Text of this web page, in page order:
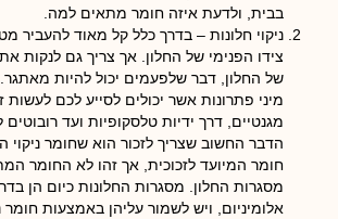
בבית, ולדעת איזה חומר מתאים למה.
ניקוי חלונות – בדרך כלל קל מאוד להעביר
צידו הפנימי של החלון. אך צריך גם לנקות
של החלון, דבר שלפעמים יכול להיות מאתגר.
מיני פתרונות אשר יכולים לסייע לכם
מגנטיים, דרך ידיות טלסקופיות ועד רובוטים
הדבר החשוב שצריך לזכור הוא שחומר ניקוי
חומר המיועד לזכוכית, אך זהו לא החומר
מסגרות החלון. מסגרות החלונות כיום הן
אלומיניום, ויש לשמור עליהן באמצעות חומר